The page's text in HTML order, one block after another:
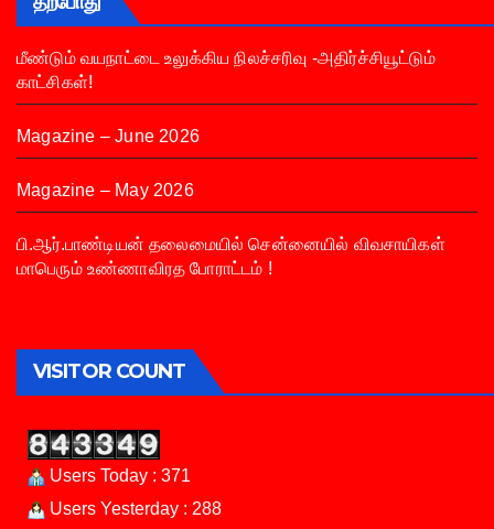
மீண்டும் வயநாட்டை உலுக்கிய நிலச்சரிவு -அதிர்ச்சியூட்டும்
காட்சிகள்!
Magazine – June 2026
Magazine – May 2026
பி.ஆர்.பாண்டியன் தலைமையில் சென்னையில் விவசாயிகள்
மாபெரும் உண்ணாவிரத போராட்டம் !
VISITOR COUNT
Users Today : 371
Users Yesterday : 288